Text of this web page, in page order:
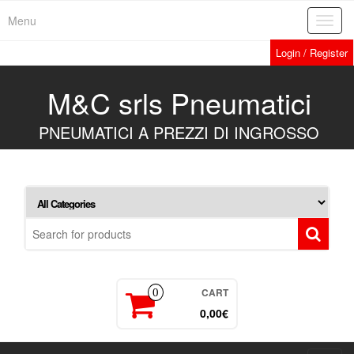
Menu
Login / Register
M&C srls Pneumatici
PNEUMATICI A PREZZI DI INGROSSO
0 CART
0,00€